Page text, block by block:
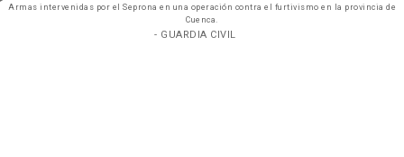
Armas intervenidas por el Seprona en una operación contra el furtivismo en la provincia de
Cuenca.
- GUARDIA CIVIL